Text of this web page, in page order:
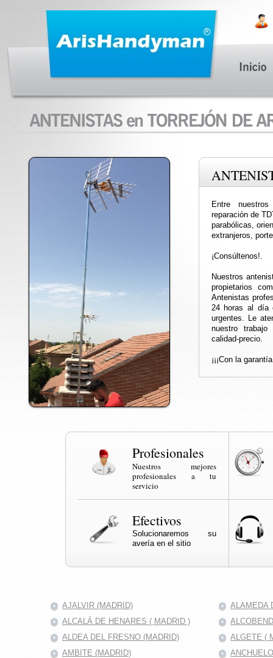
Entre
reparación de
parabólicas,
extranjeros,
¡Consúltenos!.
Nuestros
propietarios
Antenistas
24 horas al día
urgentes. Le
nuestro
calidad-precio.
¡¡¡Con la
Profesionales
Nuestros mejores
profesionales a tu
servicio
Efectivos
Solucionaremos su
avería en el sitio
AJALVIR (MADRID)
ALAMEDA
ALCALÁ DE HENARES ( MADRID )
ALDEA DEL FRESNO (MADRID)
ALGETE (
AMBITE (MADRID)